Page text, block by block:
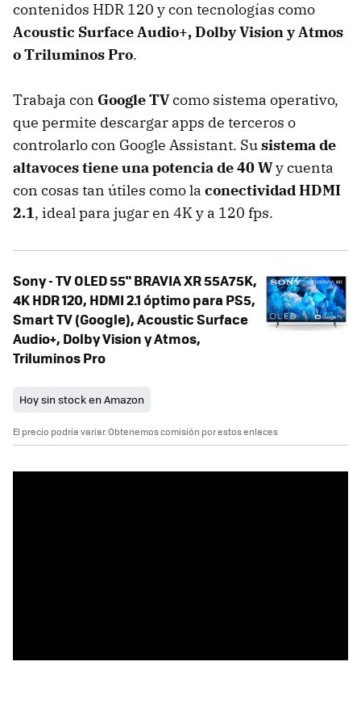
contenidos HDR 120 y con tecnologías como
Acoustic Surface Audio+, Dolby Vision y Atmos
o Triluminos Pro.
Trabaja con Google TVcomo sistema operativo,
que permite descargar apps de terceros o
controlarlo con Google Assistant. Susistema de
altavoces tiene una potencia de 40 Wy cuenta
con cosas tan útiles como la conectividad HDMI
2.1, ideal para jugar en 4K y a 120 fps.
Sony - TV OLED 55" BRAVIA XR 55A75K,
4K HDR 120, HDMI 2.1 óptimo para PS5,
Smart TV (Google), Acoustic Surface
Audio+, Dolby Vision y Atmos,
Triluminos Pro
Hoy sin stock en Amazon
El precio podría variar. Obtenemos comisión por estos enlaces